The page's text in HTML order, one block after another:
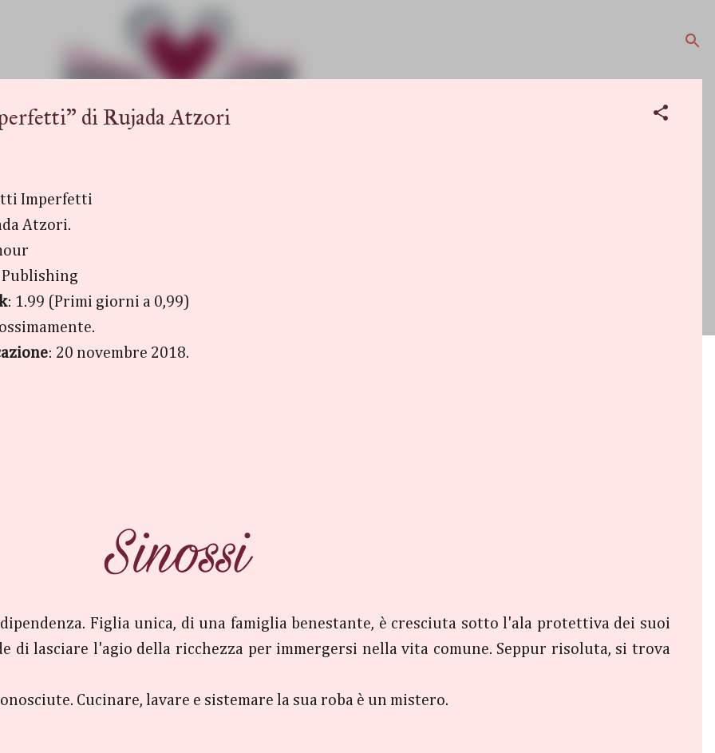
di Rujada Atzori
Imperfetti
Atzori.
Publishing
: 1.99 (Primi giorni a 0,99)
: 20 novembre 2018.
Figlia unica, di una famiglia benestante, è cresciuta sotto l'ala protettiva dei suoi
di lasciare l'agio della ricchezza per immergersi nella vita comune. Seppur risoluta, si trova
Cucinare, lavare e sistemare la sua roba è un mistero.